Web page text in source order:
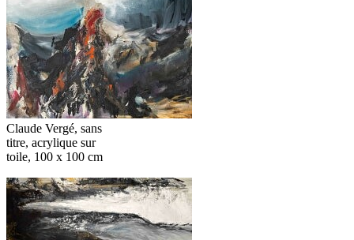
Claude Vergé, sans
titre, acrylique sur
toile, 100 x 100 cm